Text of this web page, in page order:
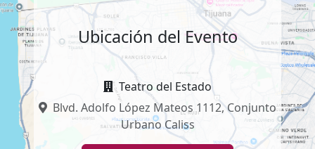
Ubicación del Evento
Teatro del Estado
Blvd. Adolfo López Mateos 1112, Conjunto
Urbano Caliss